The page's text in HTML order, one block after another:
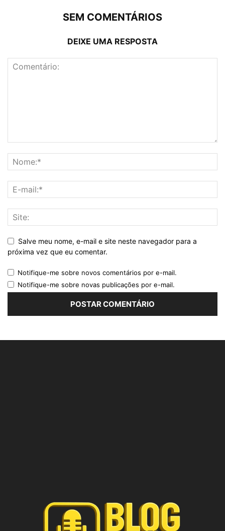
SEM COMENTÁRIOS
DEIXE UMA RESPOSTA
Salve meu nome, e-mail e site neste navegador para a
próxima vez que eu comentar.
Notifique-me sobre novos comentários por e-mail.
Notifique-me sobre novas publicações por e-mail.